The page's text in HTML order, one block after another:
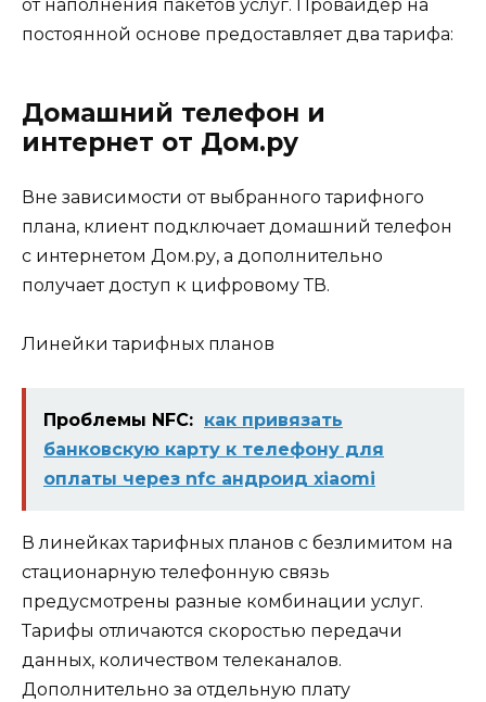
от наполнения пакетов услуг. Провайдер на
постоянной основе предоставляет два тарифа:
Домашний телефон и
интернет от Дом.ру
Вне зависимости от выбранного тарифного
плана, клиент подключает домашний телефон
с интернетом Дом.ру, а дополнительно
получает доступ к цифровому ТВ.
Линейки тарифных планов
Проблемы NFC: как привязать
банковскую карту к телефону для
оплаты через nfc андроид xiaomi
В линейках тарифных планов с безлимитом на
стационарную телефонную связь
предусмотрены разные комбинации услуг.
Тарифы отличаются скоростью передачи
данных, количеством телеканалов.
Дополнительно за отдельную плату